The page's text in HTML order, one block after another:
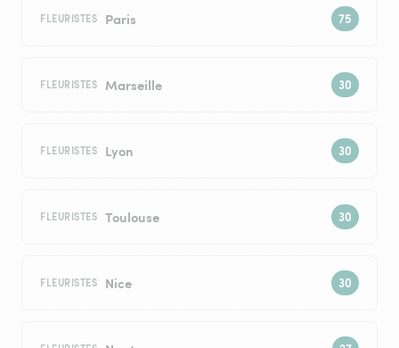
FLEURISTES Paris
FLEURISTES Marseille
FLEURISTES Lyon
FLEURISTES Toulouse
FLEURISTES Nice